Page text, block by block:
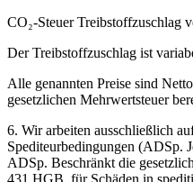
CO₂-Steuer Treibstoffzuschlag
Der Treibstoffzuschlag ist
Alle genannten Preise sind
gesetzlichen Mehrwertsteuer
6. Wir arbeiten ausschließlich
Spediteurbedingungen (ADSp.
ADSp. Beschränkt die
431 HGB, für Schäden in